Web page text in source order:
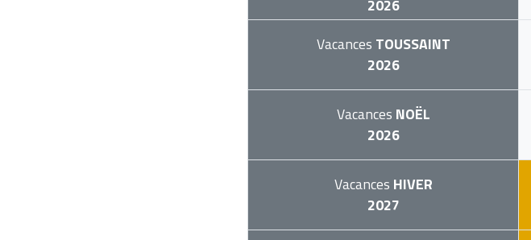
2026
Vacances TOUSSAINT
2026
Vacances NOËL
2026
Vacances HIVER
2027